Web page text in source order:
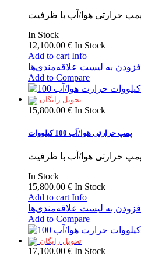
In Stock
12,100.00 € In Stock
Add to cart Info
افزودن به لیست علاقه‌مندی‌ها
Add to Compare
تحویل رایگان
15,800.00 € In Stock
پمپ حرارتی هوا/آب 100 کیلووات
In Stock
15,800.00 € In Stock
Add to cart Info
افزودن به لیست علاقه‌مندی‌ها
Add to Compare
تحویل رایگان
17,100.00 € In Stock